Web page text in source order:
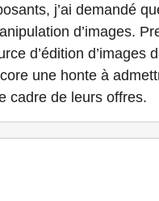
j’ai demandé
d’images.
d’édition d’images
une honte à
cadre de leurs offres.